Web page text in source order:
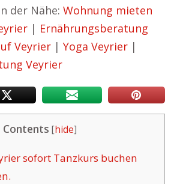
der Nähe: Wohnung mieten
| Ernährungsberatung
Veyrier | Yoga Veyrier |
Veyrier
Contents [hide]
sofort Tanzkurs buchen